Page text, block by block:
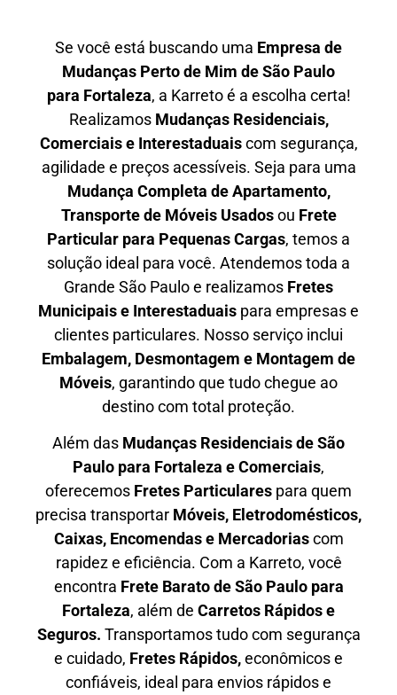
Se você está buscando uma Empresa de
Mudanças Perto de Mim de São Paulo
para Fortaleza, a Karreto é a escolha certa!
Realizamos Mudanças Residenciais,
Comerciais e Interestaduaiscom segurança,
agilidade e preços acessíveis. Seja para uma
Mudança Completa de Apartamento,
Transporte de Móveis Usadosou Frete
Particular para Pequenas Cargas, temos a
solução ideal para você. Atendemostoda a
Grande São Pauloe realizamos Fretes
Municipais e Interestaduais para empresas e
clientes particulares. Nosso serviço inclui
Embalagem, Desmontagem e Montagem de
Móveis, garantindo que tudo chegue ao
destino com total proteção.
Além das Mudanças Residenciais de São
Paulo para Fortaleza e Comerciais,
oferecemos Fretes Particulares para quem
precisa transportar Móveis, Eletrodomésticos,
Caixas, Encomendas e Mercadoriascom
rapidez e eficiência. Com a Karreto, você
encontra Frete Baratode São Paulo para
Fortaleza, além de Carretos Rápidos e
Seguros. Transportamos tudo com segurança
e cuidado, Fretes Rápidos,econômicos e
confiáveis, ideal para envios rápidos e